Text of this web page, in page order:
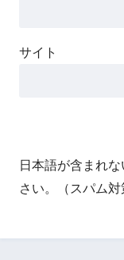
サイト
日本語が含まれ
さい。（スパム対